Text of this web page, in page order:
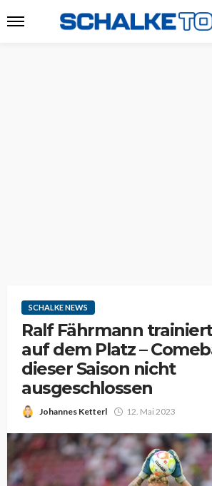
SCHALKE NEWS
Ralf Fährmann
auf dem Platz –
dieser Saison nicht
ausgeschlossen
Johannes Ketterl 12. Mai 2023